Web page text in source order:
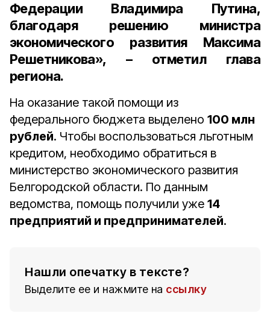
Федерации Владимира Путина,
благодаря решению министра
экономического развития Максима
Решетникова», – отметил глава
региона.
На оказание такой помощи из
федерального бюджета выделено 100 млн
рублей. Чтобы воспользоваться льготным
кредитом, необходимо обратиться в
министерство экономического развития
Белгородской области. По данным
ведомства, помощь получили уже 14
предприятий и предпринимателей.
Нашли опечатку в тексте?
Выделите ее и нажмите на ссылку